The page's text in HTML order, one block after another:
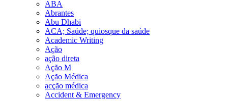
ABA
Abrantes
Abu Dhabi
ACA; Saúde; quiosque da saúde
Academic Writing
Ação
ação direta
Ação M
Ação Médica
acção médica
Accident & Emergency